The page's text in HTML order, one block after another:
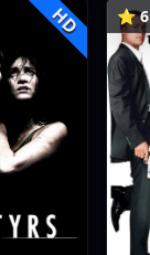
HD ⭐